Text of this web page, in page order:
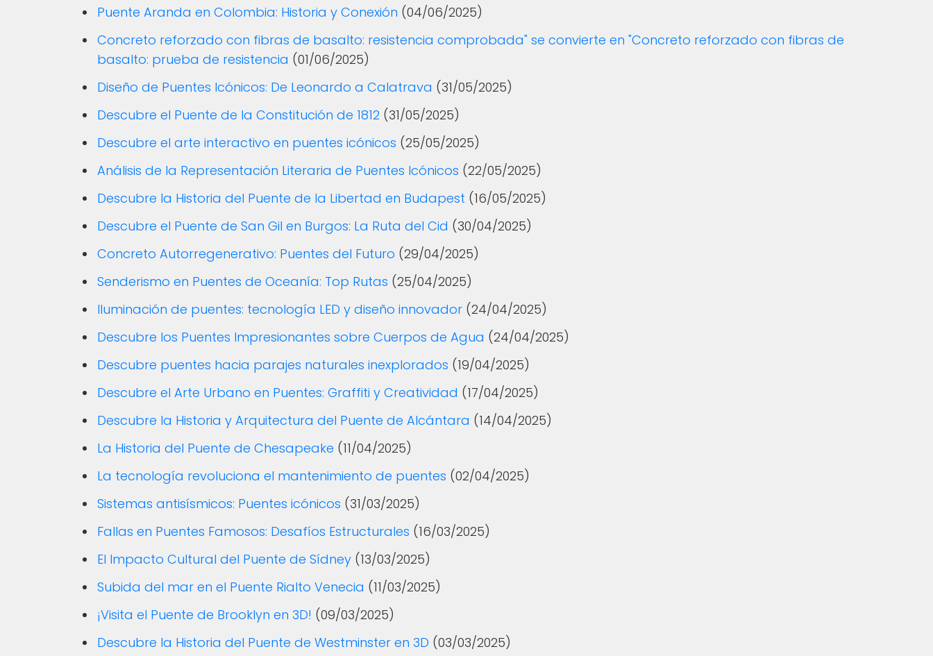
Puente Aranda en Colombia: Historia y Conexión (04/06/2025)
Concreto reforzado con fibras de basalto: resistencia comprobada" se convierte en "Concreto reforzado con fibras de
basalto: prueba de resistencia (01/06/2025)
Diseño de Puentes Icónicos: De Leonardo a Calatrava (31/05/2025)
Descubre el Puente de la Constitución de 1812 (31/05/2025)
Descubre el arte interactivo en puentes icónicos (25/05/2025)
Análisis de la Representación Literaria de Puentes Icónicos (22/05/2025)
Descubre la Historia del Puente de la Libertad en Budapest (16/05/2025)
Descubre el Puente de San Gil en Burgos: La Ruta del Cid (30/04/2025)
Concreto Autorregenerativo: Puentes del Futuro (29/04/2025)
Senderismo en Puentes de Oceanía: Top Rutas (25/04/2025)
Iluminación de puentes: tecnología LED y diseño innovador (24/04/2025)
Descubre los Puentes Impresionantes sobre Cuerpos de Agua (24/04/2025)
Descubre puentes hacia parajes naturales inexplorados (19/04/2025)
Descubre el Arte Urbano en Puentes: Graffiti y Creatividad (17/04/2025)
Descubre la Historia y Arquitectura del Puente de Alcántara (14/04/2025)
La Historia del Puente de Chesapeake (11/04/2025)
La tecnología revoluciona el mantenimiento de puentes (02/04/2025)
Sistemas antisísmicos: Puentes icónicos (31/03/2025)
Fallas en Puentes Famosos: Desafíos Estructurales (16/03/2025)
El Impacto Cultural del Puente de Sídney (13/03/2025)
Subida del mar en el Puente Rialto Venecia (11/03/2025)
¡Visita el Puente de Brooklyn en 3D! (09/03/2025)
Descubre la Historia del Puente de Westminster en 3D (03/03/2025)